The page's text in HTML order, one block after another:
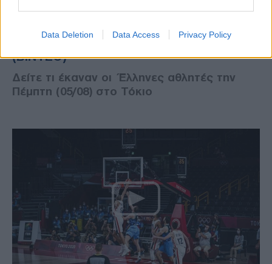
Data Deletion Data Access Privacy Policy
απολογισμός της Πέμπτης 05/08
(ΒΙΝΤΕΟ)
Δείτε τι έκαναν οι Έλληνες αθλητές την
Πέμπτη (05/08) στο Τόκιο